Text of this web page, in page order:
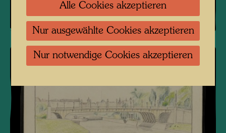
Alle Cookies akzeptieren
Nur ausgewählte Cookies akzeptieren
Nur notwendige Cookies akzeptieren